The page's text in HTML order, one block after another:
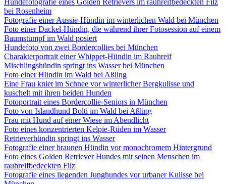
Hundefotografie eines Golden Retrievers im rauhreifbedeckten Filz
bei Rosenheim
Fotografie einer Aussie-Hündin im winterlichen Wald bei München
Foto einer Dackel-Hündin, die während ihrer Fotosession auf einem
Baumstumpf im Wald posiert
Hundefoto von zwei Bordercollies bei München
Charakterportrait einer Whippet-Hündin im Rauhreif
Mischlingshündin springt ins Wasser bei München
Foto einer Hündin im Wald bei Aßling
Eine Frau kniet im Schnee vor winterlicher Bergkulisse und
kuschelt mit ihren beiden Hunden
Fotoportrait eines Bordercollie-Seniors in München
Foto von Islandhund Bolti im Wald bei Aßling
Frau mit Hund auf einer Wiese im Abendlicht
Foto eines konzentrierten Kelpie-Rüden im Wasser
Retrieverhündin springt ins Wasser
Fotografie einer braunen Hündin vor monochromem Hintergrund
Foto eines Golden Retriever Hundes mit seinen Menschen im
rauhreifbedeckten Filz
Fotografie eines liegenden Junghundes vor urbaner Kulisse bei